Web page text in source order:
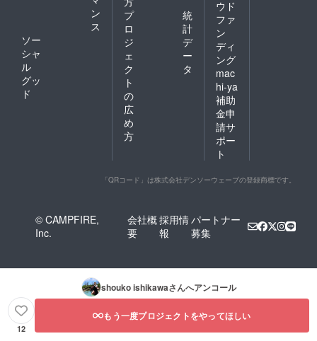
ン
ス
ソー
シャ
ル
グッ
ド
プ
ロ
ジ
ェ
ク
ト
の
広
め
方
統
計
デ
ー
タ
ウド
ファ
ン
ディ
ング
mac
hi-ya
補助
金申
請サ
ポー
ト
「QRコード」は株式会社デンソーウェーブの登録商標です。
© CAMPFIRE,
Inc.
会社概
要
採用情
報
パートナー
募集
shouko ishikawaさんへアンコール
12
もう一度プロジェクトをやってほしい